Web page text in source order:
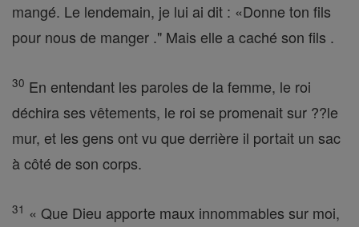
mangé. Le lendemain, je lui ai dit : «Donne ton fils
pour nous de manger ." Mais elle a caché son fils .
30 En entendant les paroles de la femme, le roi
déchira ses vêtements, le roi se promenait sur ??le
mur, et les gens ont vu que derrière il portait un sac
à côté de son corps.
31 « Que Dieu apporte maux innommables sur moi,